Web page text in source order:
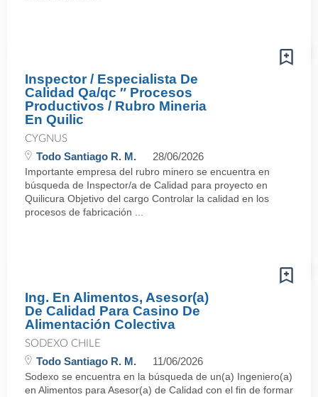
Inspector / Especialista De
Calidad Qa/qc ″ Procesos
Productivos / Rubro Mineria
En Quilic
CYGNUS
Todo Santiago R. M. 28/06/2026
Importante empresa del rubro minero se encuentra en
búsqueda de Inspector/a de Calidad para proyecto en
Quilicura Objetivo del cargo Controlar la calidad en los
procesos de fabricación ...
Ing. En Alimentos, Asesor(a)
De Calidad Para Casino De
Alimentación Colectiva
SODEXO CHILE
Todo Santiago R. M. 11/06/2026
Sodexo se encuentra en la búsqueda de un(a) Ingeniero(a)
en Alimentos para Asesor(a) de Calidad con el fin de formar